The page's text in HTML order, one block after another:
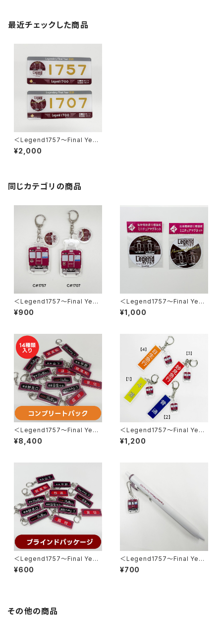
最近チェックした商品
＜Legend1757～Final Year
2026～＞車内掲出プレート2枚
セット
¥2,000
同じカテゴリの商品
＜Legend1757～Final Year
2026～＞2連アクリルキーホル
ダー
¥900
＜Legend1757～Final Year
2026～＞ミニチュアマグネット
2枚セット
¥1,000
＜Legend1757～Final Year
2026～＞ 側面方向幕キーホル
ダー※コンプリートパック※
¥8,400
＜Legend1757～Final Year
2026～＞スタフ用列車種別プ
レートキーホルダー
¥1,200
＜Legend1757～Final Year
2026～＞ 側面方向幕キーホル
ダー※ブラインドパッケージ※
¥600
＜Legend1757～Final Year
2026～＞チャーム付ボールペ
ン
¥700
その他の商品